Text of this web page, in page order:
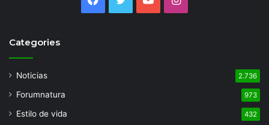
Categories
Noticias 2.736
Forumnatura 973
Estilo de vida 432